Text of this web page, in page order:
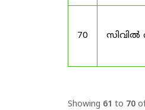
70 സിവിൽ
Showing 61 to 70